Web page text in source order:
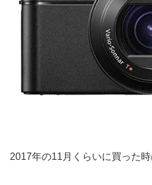
2017年の11月くらいに買った